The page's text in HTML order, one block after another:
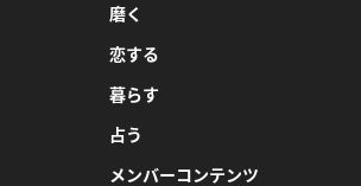
磨く
恋する
暮らす
占う
メンバーコンテンツ